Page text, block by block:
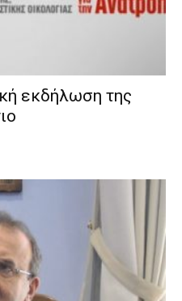
εκδήλωση της